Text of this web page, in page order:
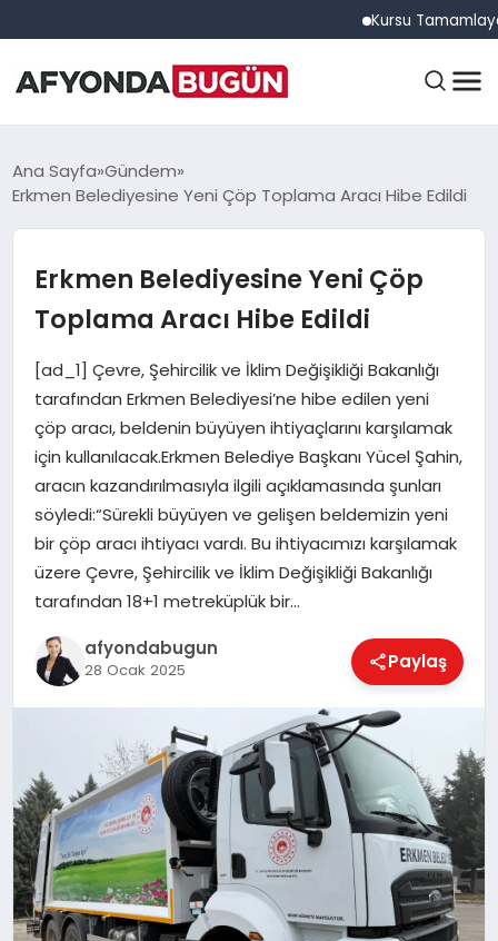
Kursu Tamamlayan
ANASAYFA
EĞITIM
EKONOMI
MAGAZIN
SAĞLIK
SPOR
YAŞAM
Ana Sayfa Gündem
Erkmen Belediyesine Yeni Çöp Toplama Aracı Hibe Edildi
Erkmen Belediyesine Yeni Çöp
Toplama Aracı Hibe Edildi
[ad_1] Çevre, Şehircilik ve İklim Değişikliği Bakanlığı
tarafından Erkmen Belediyesi’ne hibe edilen yeni
çöp aracı, beldenin büyüyen ihtiyaçlarını karşılamak
için kullanılacak.Erkmen Belediye Başkanı Yücel Şahin,
aracın kazandırılmasıyla ilgili açıklamasında şunları
söyledi:“Sürekli büyüyen ve gelişen beldemizin yeni
bir çöp aracı ihtiyacı vardı. Bu ihtiyacımızı karşılamak
üzere Çevre, Şehircilik ve İklim Değişikliği Bakanlığı
tarafından 18+1 metreküplük bir…
afyondabugun
28 Ocak 2025 Paylaş